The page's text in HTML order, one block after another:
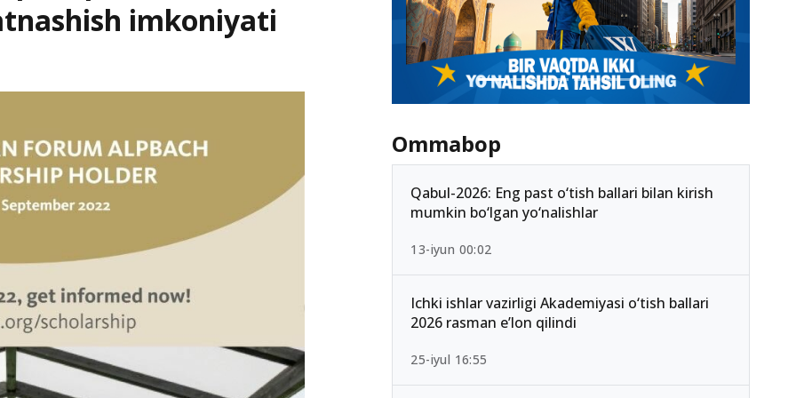
imkoniyati
Ommabop
Qabul-2026: Eng past o‘tish ballari bilan kirish
mumkin bo‘lgan yo‘nalishlar
13-iyun 00:02
Ichki ishlar vazirligi Akademiyasi o‘tish ballari
2026 rasman e’lon qilindi
25-iyul 16:55